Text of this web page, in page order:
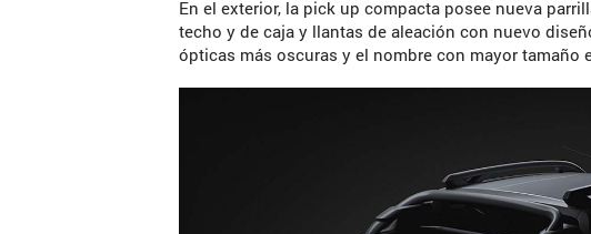
En el exterior, la pick up compacta posee nueva
techo y de caja y llantas de aleación con nuevo
ópticas más oscuras y el nombre con mayor tamaño